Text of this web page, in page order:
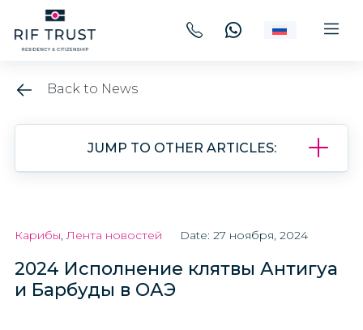
Back to News
JUMP TO OTHER ARTICLES:
Карибы,Лента новостей Date: 27 ноября, 2024
2024 Исполнение клятвы Антигуа
и Барбуды в ОАЭ